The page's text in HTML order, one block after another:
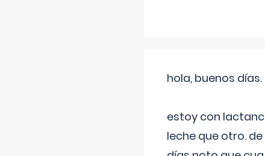
hola, buenos días.
estoy con
leche que otro.